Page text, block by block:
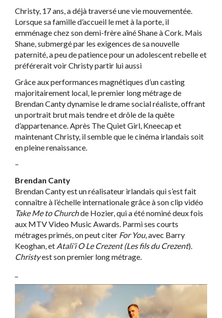
Christy, 17 ans, a déjà traversé une vie mouvementée.
Lorsque sa famille d’accueil le met à la porte, il
emménage chez son demi-frère aîné Shane à Cork. Mais
Shane, submergé par les exigences de sa nouvelle
paternité, a peu de patience pour un adolescent rebelle et
préférerait voir Christy partir lui aussi
Grâce aux performances magnétiques d’un casting
majoritairement local, le premier long métrage de
Brendan Canty dynamise le drame social réaliste, offrant
un portrait brut mais tendre et drôle de la quête
d’appartenance. Après The Quiet Girl, Kneecap et
maintenant Christy, il semble que le cinéma irlandais soit
en pleine renaissance.
–
Brendan Canty
Brendan Canty est un réalisateur irlandais qui s’est fait
connaître à l’échelle internationale grâce à son clip vidéo
Take Me to Churchde Hozier, qui a été nominé deux fois
aux MTV Video Music Awards. Parmi ses courts
métrages primés, on peut citer For You, avec Barry
Keoghan, et Atali’i O Le Crezent (Les fils du Crezent).
Christyest son premier long métrage.